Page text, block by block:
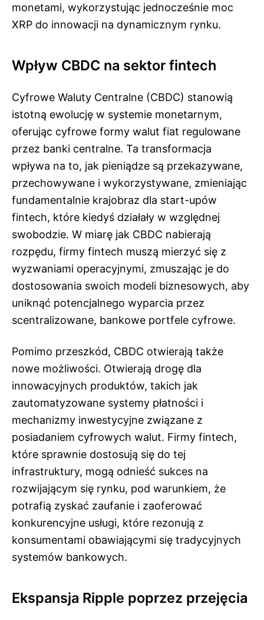
monetami, wykorzystując jednocześnie moc
XRP do innowacji na dynamicznym rynku.
Wpływ CBDC na sektor fintech
Cyfrowe Waluty Centralne (CBDC) stanowią
istotną ewolucję w systemie monetarnym,
oferując cyfrowe formy walut fiat regulowane
przez banki centralne. Ta transformacja
wpływa na to, jak pieniądze są przekazywane,
przechowywane i wykorzystywane, zmieniając
fundamentalnie krajobraz dla start-upów
fintech, które kiedyś działały w względnej
swobodzie. W miarę jak CBDC nabierają
rozpędu, firmy fintech muszą mierzyć się z
wyzwaniami operacyjnymi, zmuszając je do
dostosowania swoich modeli biznesowych, aby
uniknąć potencjalnego wyparcia przez
scentralizowane, bankowe portfele cyfrowe.
Pomimo przeszkód, CBDC otwierają także
nowe możliwości. Otwierają drogę dla
innowacyjnych produktów, takich jak
zautomatyzowane systemy płatności i
mechanizmy inwestycyjne związane z
posiadaniem cyfrowych walut. Firmy fintech,
które sprawnie dostosują się do tej
infrastruktury, mogą odnieść sukces na
rozwijającym się rynku, pod warunkiem, że
potrafią zyskać zaufanie i zaoferować
konkurencyjne usługi, które rezonują z
konsumentami obawiającymi się tradycyjnych
systemów bankowych.
Ekspansja Ripple poprzez przejęcia